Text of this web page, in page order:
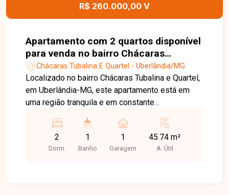
R$ 260.000,00 V
Apartamento com 2 quartos disponível
para venda no bairro Chácaras
Tubalina e Quartel em Uberlândia - MG
Chácaras Tubalina E Quartel - Uberlândia/MG
Localizado no bairro Chácaras Tubalina e Quartel,
em Uberlândia-MG, este apartamento está em
uma região tranquila e em constante
supermercados, escolas, farmácias, comércios e
importantes vias da cidade. O bairro oferece
praticidade e qualidade de vida para quem busca
2
Dorm.
1
Banho
1
Garagem
45.74 m²
A. Útil